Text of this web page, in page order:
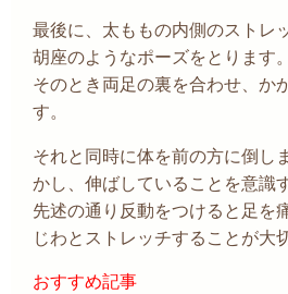
最後に、太ももの内側のストレ
胡座のようなポーズをとります。
そのとき両足の裏を合わせ、か
す。
それと同時に体を前の方に倒し
かし、伸ばしていることを意識
先述の通り反動をつけると足を
じわとストレッチすることが大
おすすめ記事